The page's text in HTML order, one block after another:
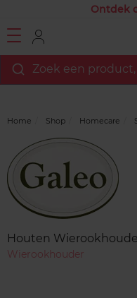
Ontdek
Zoek een
Home Shop Homecare
Merk
Houten
Wierookhouder